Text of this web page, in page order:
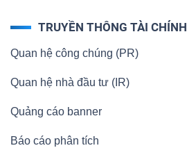
TRUYỀN THÔNG TÀI CHÍNH
Quan hệ công chúng (PR)
Quan hệ nhà đầu tư (IR)
Quảng cáo banner
Báo cáo phân tích